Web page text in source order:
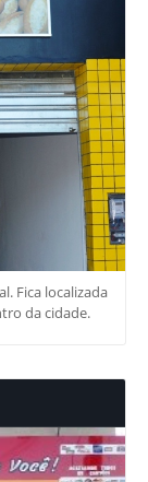
Fica localizada
da cidade.